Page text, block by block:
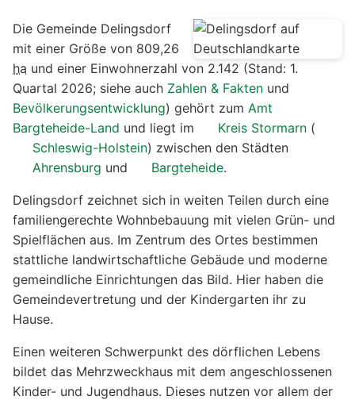
Die Gemeinde Delingsdorf
mit einer Größe von 809,26
ha und einer Einwohnerzahl von 2.142 (Stand: 1.
Quartal 2026; siehe auch Zahlen & Fakten und
Bevölkerungsentwicklung) gehört zum Amt
Bargteheide-Land und liegt im Kreis Stormarn (
Schleswig-Holstein) zwischen den Städten
Ahrensburg und Bargteheide.
Delingsdorf zeichnet sich in weiten Teilen durch eine
familiengerechte Wohnbebauung mit vielen Grün- und
Spielflächen aus. Im Zentrum des Ortes bestimmen
stattliche landwirtschaftliche Gebäude und moderne
gemeindliche Einrichtungen das Bild. Hier haben die
Gemeindevertretung und der Kindergarten ihr zu
Hause.
Einen weiteren Schwerpunkt des dörflichen Lebens
bildet das Mehrzweckhaus mit dem angeschlossenen
Kinder- und Jugendhaus. Dieses nutzen vor allem der